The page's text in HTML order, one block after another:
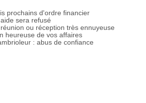
prochains d'ordre financier
sera refusé
ou réception très ennuyeuse
heureuse de vos affaires
: abus de confiance